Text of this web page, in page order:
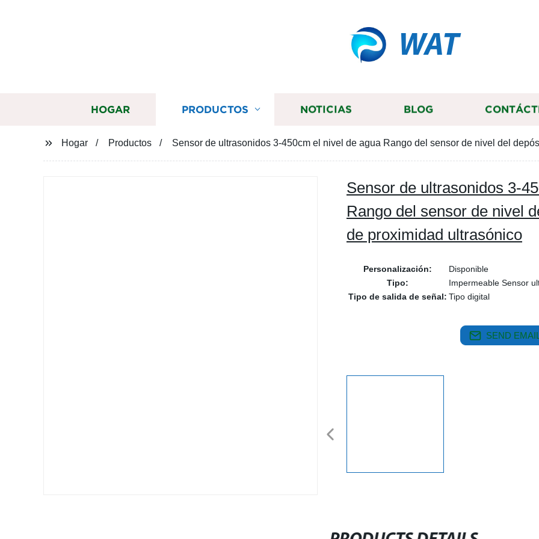
WAT
HOGAR PRODUCTOS NOTICIAS BLOG
Hogar Productos Sensor de ultrasonidos 3-450cm el nivel de agua Rango del sensor de nivel del
Sensor de ultrasonidos 3-
Rango del sensor de nivel
de proximidad ultrasónico
Personalización:
Disponible
Tipo:
Impermeable Sensor
Tipo de salida de señal: Tipo digital
SEND